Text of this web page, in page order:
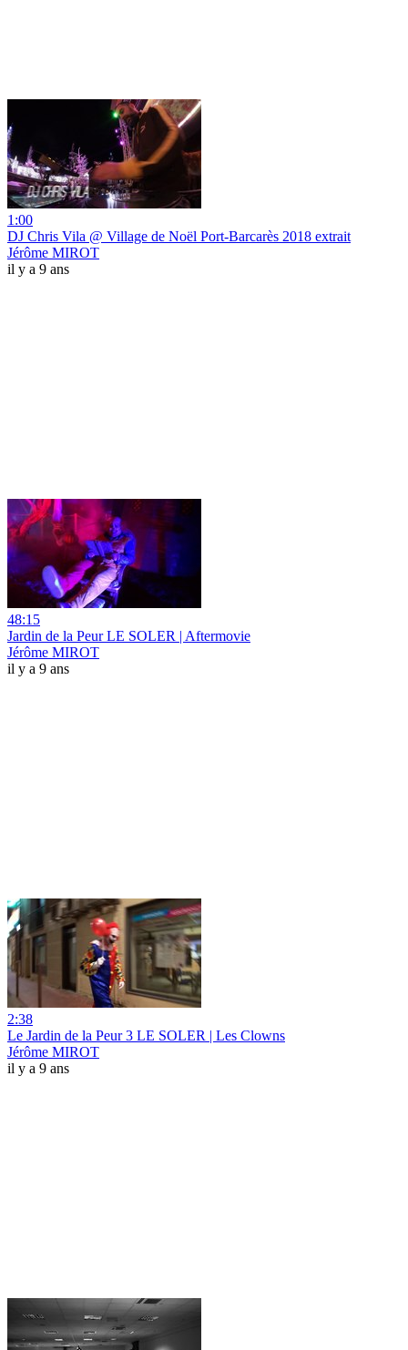
1:00
DJ Chris Vila @ Village de Noël Port-Barcarès 2018 extrait
Jérôme MIROT
il y a 9 ans
48:15
Jardin de la Peur LE SOLER | Aftermovie
Jérôme MIROT
il y a 9 ans
2:38
Le Jardin de la Peur 3 LE SOLER | Les Clowns
Jérôme MIROT
il y a 9 ans